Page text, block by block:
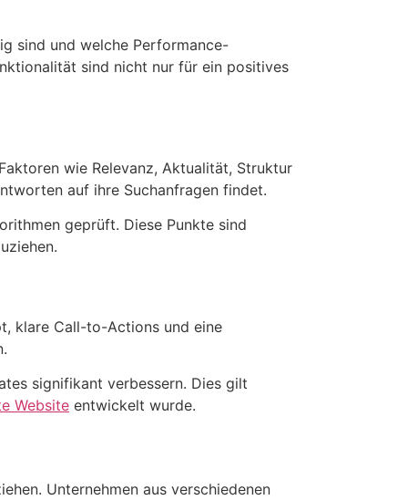
sind und welche Performance-
sind nicht nur für ein positives
wie Relevanz, Aktualität, Struktur
auf ihre Suchanfragen findet.
geprüft. Diese Punkte sind
klare Call-to-Actions und eine
signifikant verbessern. Dies gilt
Website entwickelt wurde.
Unternehmen aus verschiedenen